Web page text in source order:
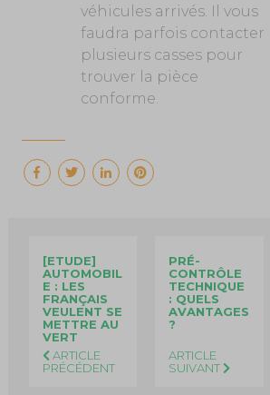
véhicules arrivés. Il vous
faudra parfois contacter
plusieurs casses pour
trouver la pièce
conforme.
[ETUDE]
AUTOMOBIL
E : LES
FRANÇAIS
VEULENT SE
METTRE AU
VERT
ARTICLE
PRÉCÉDENT
PRÉ-
CONTRÔLE
TECHNIQUE
: QUELS
AVANTAGES
?
ARTICLE
SUIVANT